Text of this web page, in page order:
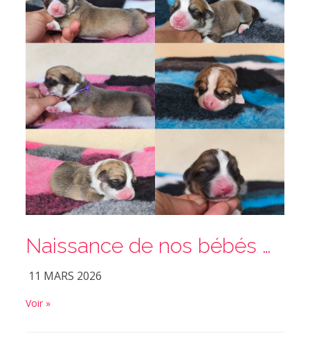
Naissance de nos bébés Corgi
11 MARS 2026
Voir »